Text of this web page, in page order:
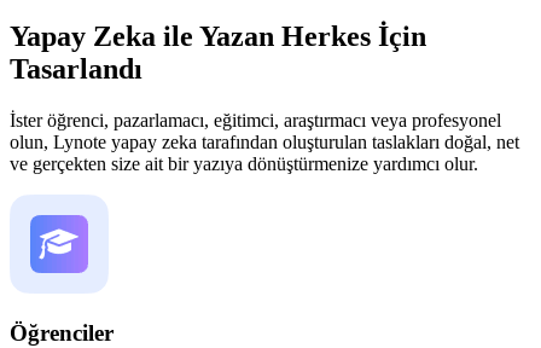
Yapay Zeka ile Yazan Herkes İçin
Tasarlandı
İster öğrenci, pazarlamacı, eğitimci, araştırmacı veya profesyonel
olun, Lynote yapay zeka tarafından oluşturulan taslakları doğal, net
ve gerçekten size ait bir yazıya dönüştürmenize yardımcı olur.
Öğrenciler